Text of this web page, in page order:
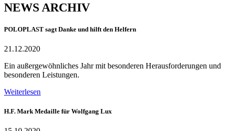
NEWS ARCHIV
POLOPLAST sagt Danke und hilft den Helfern
21.12.2020
Ein außergewöhnliches Jahr mit besonderen Herausforderungen und
besonderen Leistungen.
Weiterlesen
H.F. Mark Medaille für Wolfgang Lux